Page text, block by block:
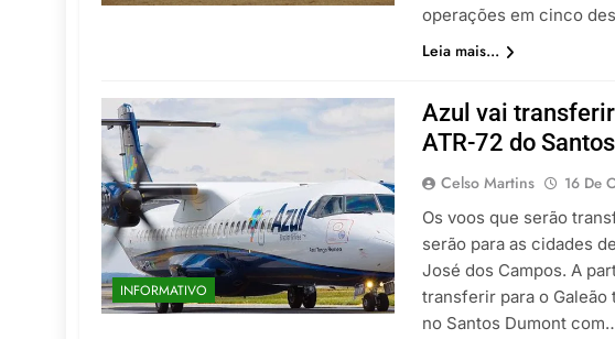
operações em cinco
Leia mais...
INFORMATIVO
Azul vai
ATR-72 do
Celso Martins 16 De
Os voos que serão
serão para as cidades
José dos Campos. A
transferir para o Galeão
no Santos Dumont